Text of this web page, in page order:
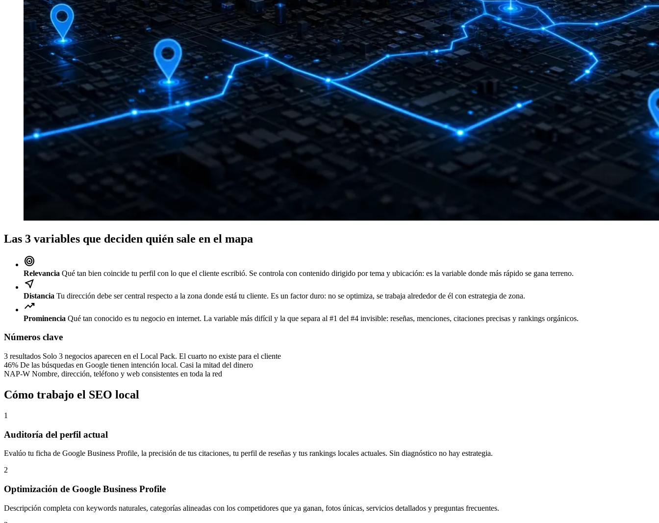
Las 3 variables que deciden quién sale en el mapa
target
Relevancia Qué tan bien coincide tu perfil con lo que el cliente escribió. Se controla con contenido dirigido por tema y ubicación: es la variable donde más rápido se gana terreno.
near_me
Distancia Tu dirección debe ser central respecto a la zona donde está tu cliente. Es un factor duro: no se optimiza, se trabaja alrededor de él con estrategia de zona.
trending_up
Prominencia Qué tan conocido es tu negocio en internet. La variable más difícil y la que separa al #1 del #4 invisible: reseñas, menciones, citaciones precisas y rankings orgánicos.
Números clave
3 resultados Solo 3 negocios aparecen en el Local Pack. El cuarto no existe para el cliente
46% De las búsquedas en Google tienen intención local. Casi la mitad del dinero
NAP-W Nombre, dirección, teléfono y web consistentes en toda la red
Cómo trabajo el SEO local
1
Auditoría del perfil actual
Evalúo tu ficha de Google Business Profile, la precisión de tus citaciones, tu perfil de reseñas y tus rankings locales actuales. Sin diagnóstico no hay estrategia.
2
Optimización de Google Business Profile
Descripción completa con keywords naturales, categorías alineadas con los competidores que ya ganan, fotos únicas, servicios detallados y preguntas frecuentes.